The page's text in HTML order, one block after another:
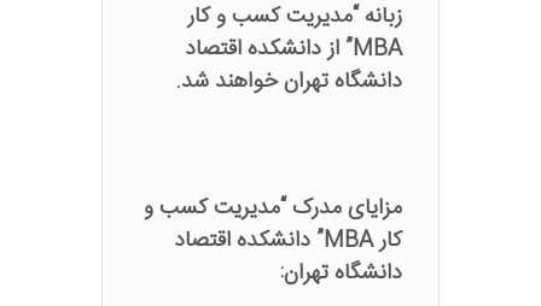
زبانه “مدیریت کسب و کار
MBA” از دانشکده اقتصاد
دانشگاه تهران خواهند شد.
مزایای مدرک “مدیریت کسب و
کار MBA” دانشکده اقتصاد
دانشگاه تهران: